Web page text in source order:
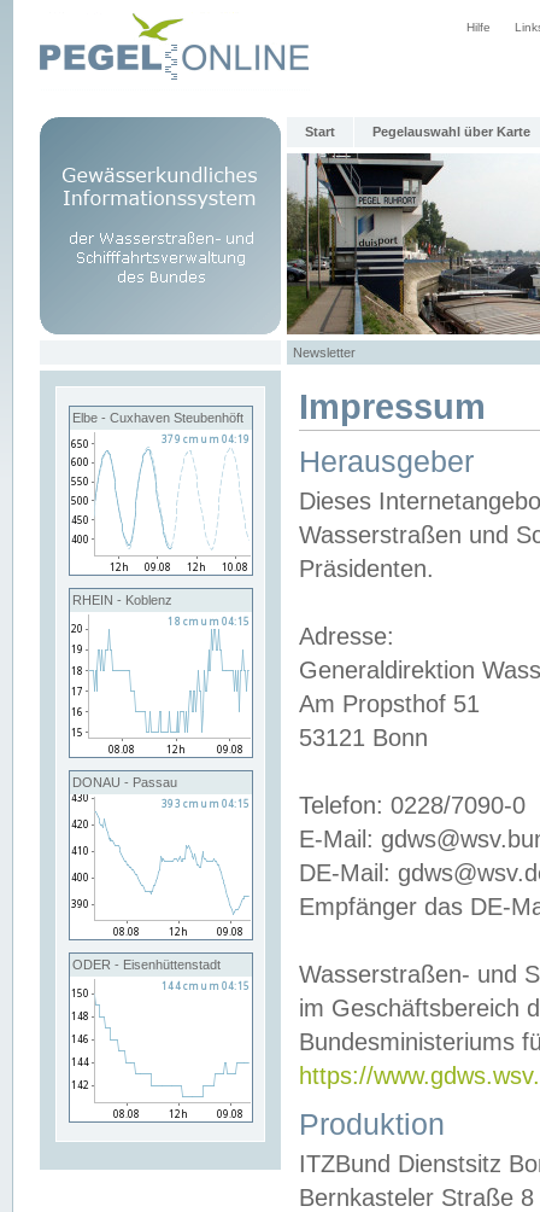
Hilfe
Start Pegelauswahl über Karte
Newsletter
Elbe - Cuxhaven Steubenhöft
RHEIN - Koblenz
DONAU - Passau
ODER - Eisenhüttenstadt
Impressum
Herausgeber
Dieses
Wasserstraßen und
Präsidenten.
Adresse:
Generaldirektion
Am Propsthof 51
53121 Bonn
Telefon: 0228/7090-0
E-Mail:
DE-Mail:
Empfänger das DE-
Wasserstraßen- und
im Geschäftsbereich
Bundesministeriums
https://
Produktion
ITZBund Dienstsitz
Bernkasteler Straße 8